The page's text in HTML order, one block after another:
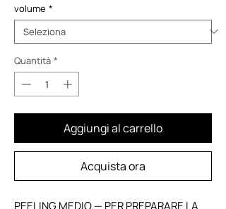
volume *
Quantità *
Aggiungi al carrello
Acquista ora